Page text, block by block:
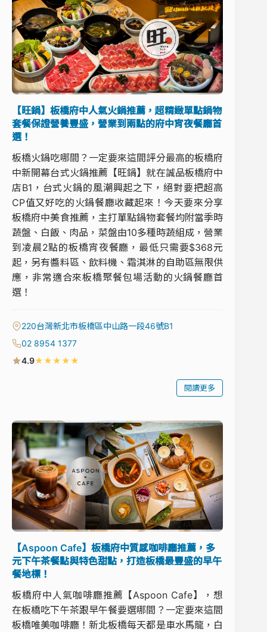
【旺鍋】板橋府中人氣火鍋推薦，超精緻單點鍋物
套餐保證營養豐盛，營業到兩點的府中宵夜餐廳首
選！
板橋火鍋吃哪間？一定要來這間評分最高的板橋府
中新開幕台式火鍋推薦【旺鍋】就在誠品板橋府中
店B1，台式火鍋的風潮興起之下，絕對要把超高
CP值又好吃的火鍋餐廳收藏起來！今天要來分享
板橋府中美食推薦，主打單點鍋物套餐均附當季時
蔬盤、白飯、肉品，菜盤由10多種時蔬組成，營業
到凌晨2點的板橋宵夜餐廳，最低只需要$368元
起，另有醬料區、飲料機、霜淇淋的自助區無限供
應，非常適合來板橋聚餐包場活動的火鍋餐廳首
選！
220台灣新北市板橋區中山路一段46號B1
02 8954 1377
4.9★★★★★
閱讀更多
【Aspoon Cafe】板橋府中質感咖啡廳推薦，多
元下午茶餐點與特色甜點，打造板橋最豐盛的早午
餐地標！
板橋府中人氣咖啡廳推薦【Aspoon Cafe】，想
在板橋吃下午茶跟早午餐要選哪間？一定要來這間
板橋唯美咖啡廳！新北板橋每天都是車水馬龍，白